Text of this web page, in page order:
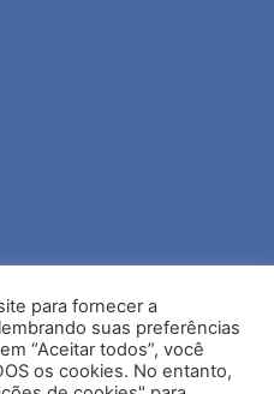
para fornecer a
suas preferências
“Aceitar todos”, você
os cookies. No entanto,